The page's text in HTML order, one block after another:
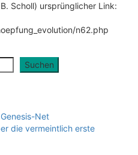
Scholl) ursprünglicher Link:
n62.php
Suchen
Net
die vermeintlich erste